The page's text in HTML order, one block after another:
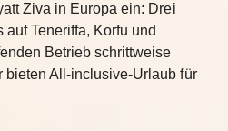
Ziva in Europa ein: Drei
Teneriffa, Korfu und
Betrieb schrittweise
bieten All-inclusive-Urlaub für